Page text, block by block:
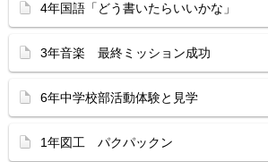
4年国語「どう書いたらいいかな」
3年音楽 最終ミッション成功
6年中学校部活動体験と見学
1年図工 パクパックン